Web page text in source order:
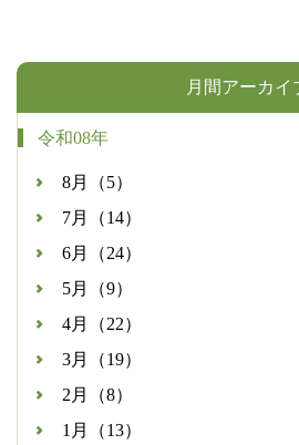
月間アーカイ
令和08年
8月（5）
7月（14）
6月（24）
5月（9）
4月（22）
3月（19）
2月（8）
1月（13）